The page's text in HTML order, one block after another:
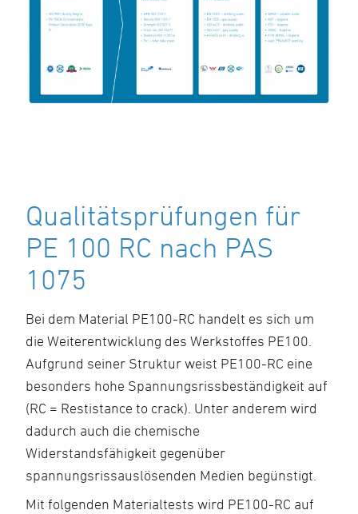
Qualitätsprüfungen für
PE 100 RC nach PAS
1075
Bei dem Material PE100-RC handelt es sich um
die Weiterentwicklung des Werkstoffes PE100.
Aufgrund seiner Struktur weist PE100-RC eine
besonders hohe Spannungsrissbeständigkeit auf
(RC = Restistance to crack). Unter anderem wird
dadurch auch die chemische
Widerstandsfähigkeit gegenüber
spannungsrissauslösenden Medien begünstigt.
Mit folgenden Materialtests wird PE100-RC auf